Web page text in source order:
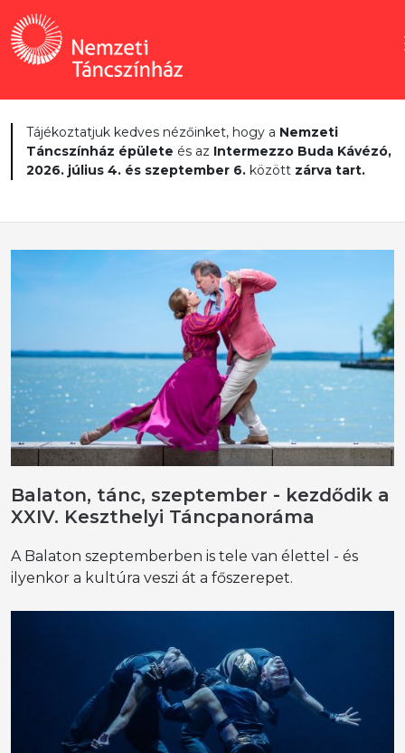
Tájékoztatjuk kedves nézőinket, hogy a Nemzeti
Táncszínház épülete és az Intermezzo Buda Kávézó,
2026. július 4. és szeptember 6. között zárva tart.
Balaton, tánc, szeptember - kezdődik a
XXIV. Keszthelyi Táncpanoráma
A Balaton szeptemberben is tele van élettel - és
ilyenkor a kultúra veszi át a főszerepet.